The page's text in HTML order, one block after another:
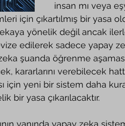
insan mı veya
için çıkartılmış bir yasa
yönelik değil ancak
edilerek sadece yapay
şuanda öğrenme
kararlarını verebilecek
için yeni bir sistem daha
bir yasa çıkarılacaktır.